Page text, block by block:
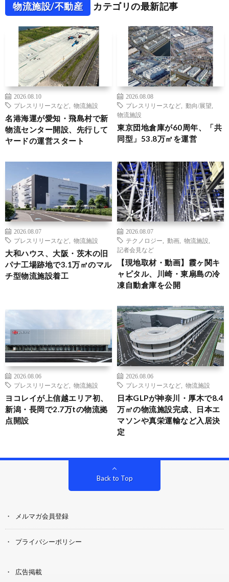
物流施設/不動産 カテゴリの最新記事
2026.08.10
プレスリリースなど
物流施設
名港海運が愛知・飛島村で新
物流センター開設、先行して
ヤードの運営スタート
2026.08.08
プレスリリースなど
動向/展望
物流施設
東京団地倉庫が60周年、「共
同型」53.8万㎡を運営
2026.08.07
プレスリリースなど
物流施設
大和ハウス、大阪・茨木の旧
パナ工場跡地で3.1万㎡のマル
チ型物流施設着工
2026.08.07
テクノロジー
動画 物流施設
記者会見など
【現地取材・動画】霞ヶ関キ
ャピタル、川崎・東扇島の冷
凍自動倉庫を公開
2026.08.06
プレスリリースなど
物流施設
ヨコレイが上信越エリア初、
新潟・長岡で2.7万tの物流拠
点開設
2026.08.06
プレスリリースなど
物流施設
日本GLPが神奈川・厚木で8.4
万㎡の物流施設完成、日本エ
マソンや真栄運輸など入居決
定
Back to Top
メルマガ会員登録
プライバシーポリシー
広告掲載